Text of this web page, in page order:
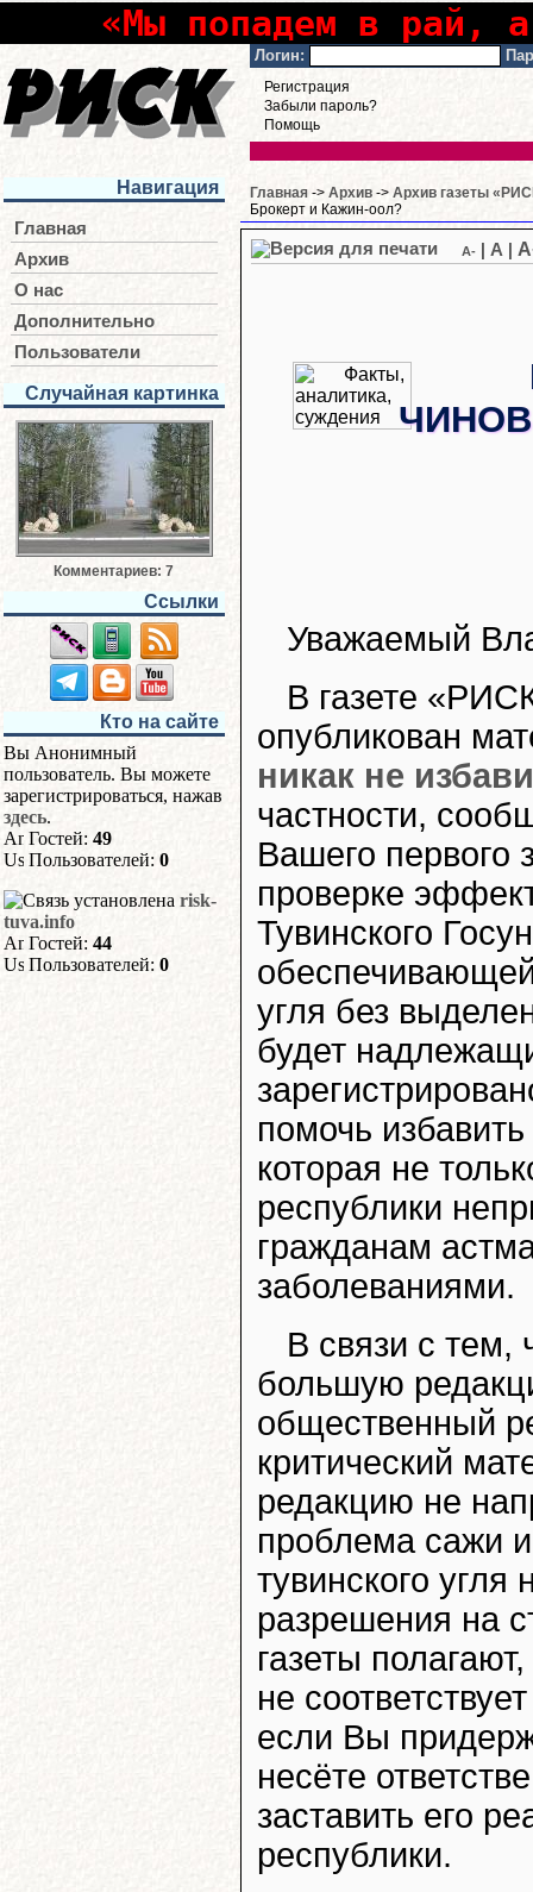
«Мы попадем в рай,
Логин:
Регистрация
Забыли пароль?
Помощь
Навигация
Главная
Архив
О нас
Дополнительно
Пользователи
Случайная картинка
Комментариев: 7
Ссылки
Кто на сайте
Вы Анонимный
пользователь. Вы можете
зарегистрироваться, нажав
здесь.
Гостей: 49
Пользователей: 0
risk-
tuva.info
Гостей: 44
Пользователей: 0
Главная -> Архив -> Архив газеты
Брокерт и Кажин-оол?
A- A
Уважаемый
В газете
опубликован
никак не
частности,
Вашего первого
проверке
Тувинского
угля без
будет
помочь
которая не
республики
гражданам
заболеваниями.
В связи с тем,
большую
общественный
критический
редакцию не
проблема сажи
тувинского
разрешения на
газеты
не
если Вы
несёте
заставить его
республики.